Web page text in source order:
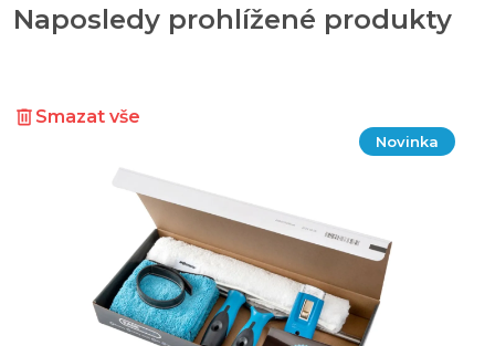
Naposledy prohlížené produkty
Smazat vše
Novinka